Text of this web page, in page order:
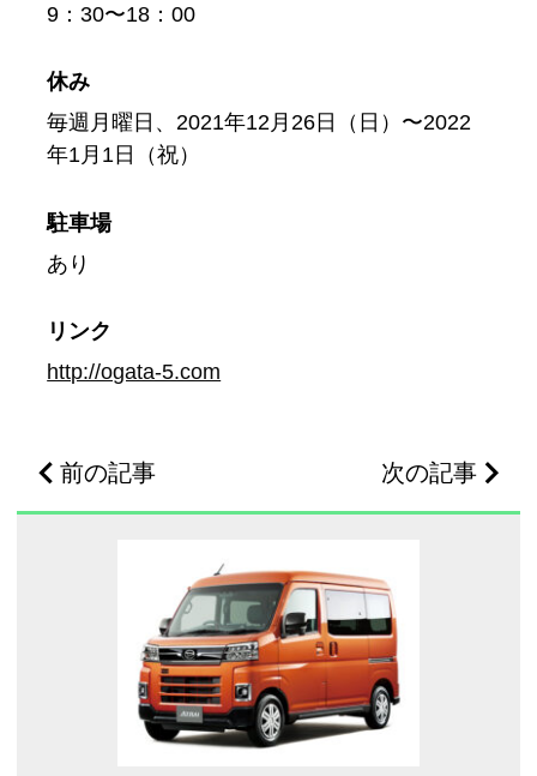
9：30〜18：00
休み
毎週月曜日、2021年12月26日（日）〜2022
年1月1日（祝）
駐車場
あり
リンク
http://ogata-5.com
前の記事 次の記事